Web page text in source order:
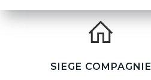
SIEGE COMPAGNIE